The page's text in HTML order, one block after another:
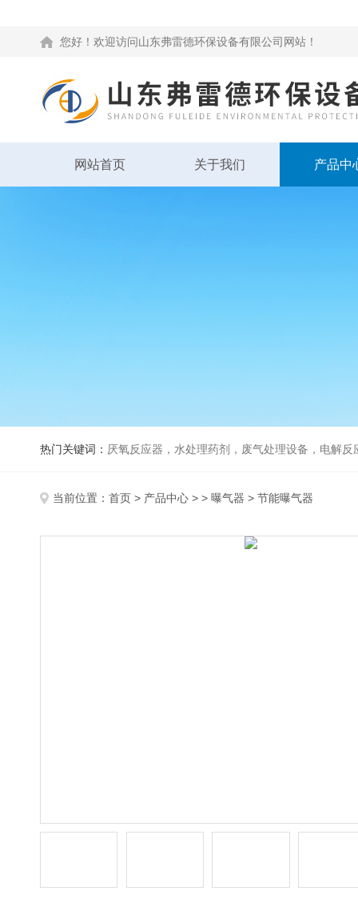
您好！欢迎访问山东弗雷德环保设备有限公司网站！
网站首页 关于我们 产品中
热门关键词： 厌氧反应器，水处理药剂，废气处理设备，电解
当前位置： 首页 > 产品中心 > > 曝气器 > 节能曝气器